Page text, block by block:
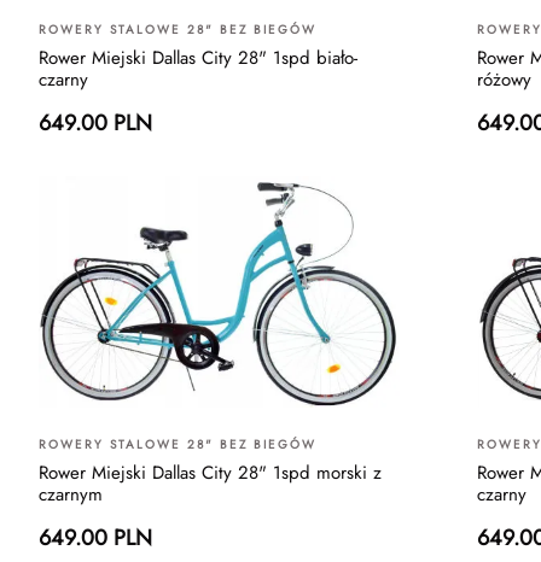
ROWERY STALOWE 28" BEZ BIEGÓW
Rower Miejski Dallas City 28" 1spd biało-
czarny
649.00 PLN
Rower
różowy
ROWERY STALOWE 28" BEZ BIEGÓW
Rower Miejski Dallas City 28" 1spd morski z
czarnym
649.00 PLN
Rower
czarny